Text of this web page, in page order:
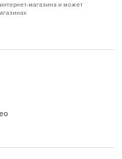
магазина и может